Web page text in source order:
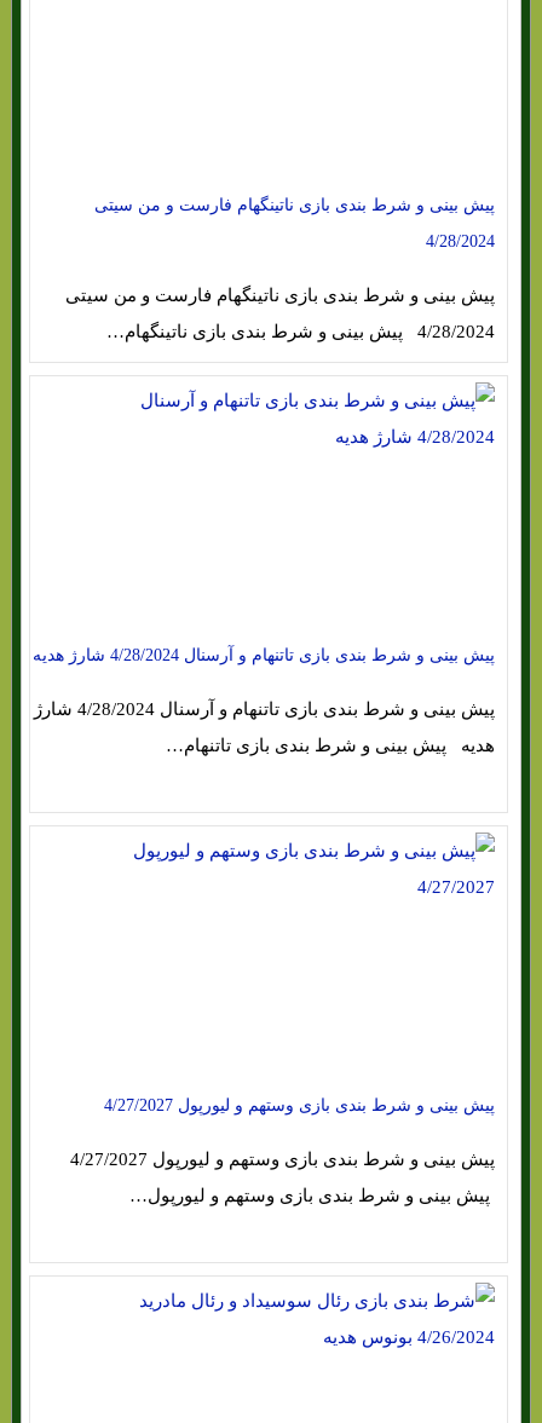
پیش بینی و شرط بندی بازی ناتینگهام فارست و من سیتی
4/28/2024
پیش بینی و شرط بندی بازی ناتینگهام فارست و من سیتی
4/28/2024 پیش بینی و شرط بندی بازی ناتینگهام…
پیش بینی و شرط بندی بازی تاتنهام و آرسنال 4/28/2024 شارژ هدیه
پیش بینی و شرط بندی بازی تاتنهام و آرسنال 4/28/2024 شارژ
هدیه پیش بینی و شرط بندی بازی تاتنهام…
پیش بینی و شرط بندی بازی وستهم و لیورپول 4/27/2027
پیش بینی و شرط بندی بازی وستهم و لیورپول…